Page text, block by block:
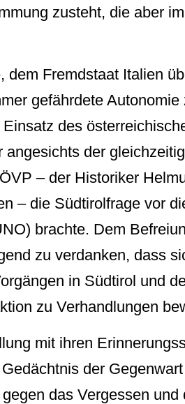
zusteht, die aber
dem Fremdstaat Italien
gefährdete
des
angesichts der
– der Historiker
– die Südtirolfrage vor
brachte. Dem
zu verdanken, dass
in Südtirol und
zu Verhandlungen
mit ihren
der
das Vergessen